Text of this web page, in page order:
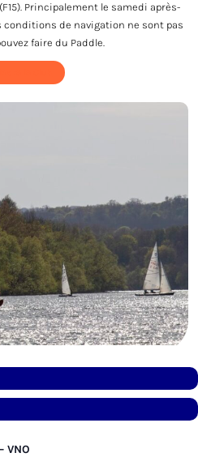
Principalement le samedi après-
conditions de navigation ne sont pas
faire du Paddle.
VNO